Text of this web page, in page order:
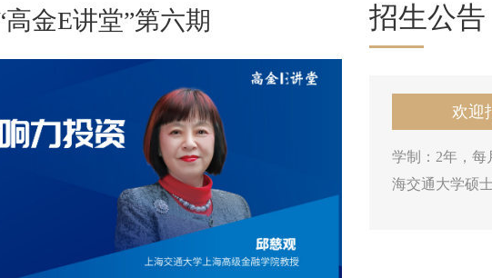
金E讲堂”第六期 招生公告
欢迎
学制：2年，每
海交通大学硕